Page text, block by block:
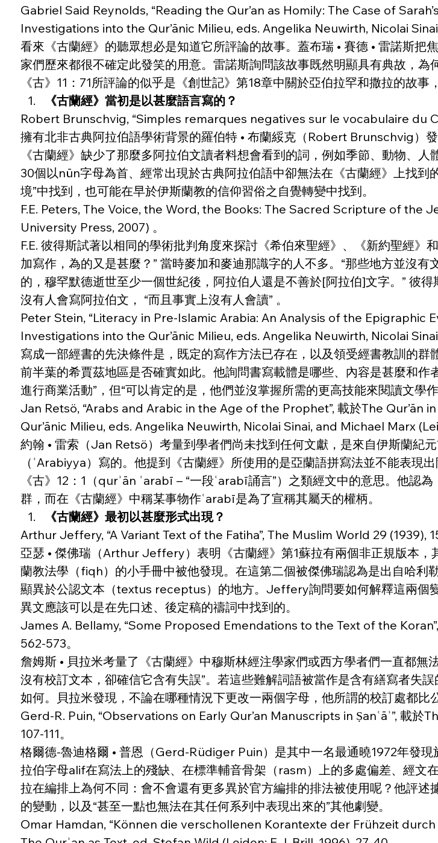
Gabriel Said Reynolds, “Reading the Qur’an as Homily: The Case of
Investigations into the Qur’ānic Milieu, eds. Angelika Neuwirth, Nicolai
看來《古蘭經》的聽眾想必是知道它所評論的故事。蓋布瑞 • 賽德 • 雷諾斯把
家們歷來都很不確定此發笑的用意。雷諾斯詢問該故事既然明顯具有典故，
《古》11：71所評論的似乎是《創世記》第18章中關於亞伯拉罕和撒拉的故
《古蘭經》當初是以甚麼語言寫的？
Robert Brunschvig, “Simples remarques negatives sur le vocabulaire du
擁有北非古典阿拉伯語學術背景的羅伯特 • 布蘭綏克（Robert Brunschvig）
《古蘭經》缺少了那麼多阿拉伯文讀者料想會看到的詞，例如季節、動物、人
30個以nūn字母為首、經常出現於古典阿拉伯語中卻無法在《古蘭經》上找到
境”中找到，也可能在早於伊斯蘭教的信仰習俗之自覺轉變中找到。
F.E. Peters, The Voice, the Word, the Books: The Sacred Scripture of the
University Press, 2007) 。
F.E. 彼得斯試著以相同的學術批判角度來探討《希伯來聖經》、《新約聖經
加寫作，為的又是甚麼？” 當時麥加和麥迪那識字的人不多。“那些地方並沒
的，穆罕默德逝世至少一個世紀後，阿拉伯人還是不善於[阿拉伯]文字。” 彼
沒有人會寫阿拉伯文， “而且事實上沒有人會讀” 。
Peter Stein, “Literacy in Pre-Islamic Arabia: An Analysis of the Epigraphic
Investigations into the Qur’ānic Milieu, eds. Angelika Neuwirth, Nicolai
寫成一部經書的先決條件是，既定的寫作方法已存在，以及領受經書教訓的
前半葉的希賈茲地區是否確實如此。他詢問書寫載體是哪些、內容是甚麼和
進行商業活動”，但“可以肯定的是，他們並沒掌握所需的更高技能來閱讀文學作
Jan Retsö, “Arabs and Arabic in the Age of the Prophet”, 載於The
Qur’ānic Milieu, eds. Angelika Neuwirth, Nicolai Sinai, and Michael Marx
約翰 • 雷索（Jan Retsö）考量到學者們尚未找到任何文獻，是來自伊斯蘭紀
（ʿArabiyya）寫的。他提到《古蘭經》所使用的是亞蘭語拼寫法並不能表現
《古》12：1（qurʾān ʿarabī – “一段ʿarabī誦言”）之類經文中的意思。他認
群，而在《古蘭經》中稱某事物作ʿarabī是為了宣稱其屬天的權柄。
《古蘭經》最初以甚麼形式出現？
Arthur Jeffery, “A Variant Text of the Fatiha”, The Muslim World 29 (1939),
亞瑟 • 傑佛瑞（Arthur Jeffery）表明《古蘭經》第1蘇拉有兩個非正規版本
蘭教法學（fiqh）的小手冊中被他發現。在這第二個被傑佛瑞認為是出自哈利
顯異於公認文本（textus receptus）的地方。Jeffery詢問要如何解釋這兩個
異文應該可以是在先口述、後定稿的禱詞中找到的。
James A. Bellamy, “Some Proposed Emendations to the Text of the
562-573。
詹姆斯 • 貝拉米考量了《古蘭經》中穆斯林經注學家們或西方學者們一直都無
沒有校訂文本，卻確信它含有失誤”。若這些難解詞語被當作是含有繕寫者失
如何。貝拉米發現，不論在哪種情況下更改一兩個字母，他所謂的校訂處都比
Gerd-R. Puin, “Observations on Early Qur’an Manuscripts in Ṣanʿāʾ”, 載於
107-111。
格爾德-魯迪格爾 • 普恩（Gerd-Rüdiger Puin）是其中一名最通曉1972年發
拉伯字母alif在寫法上的殘缺、在標準輔音骨架（rasm）上的多處偏差、經文
拉在編排上為何不同：會不會還有更多異於官方編排的排法被使用呢？他評述
的變動，以及“甚至一點也無法在其任何系列中表現出來的”其他劇變。
Omar Hamdan, “Können die verschollenen Korantexte der Frühzeit